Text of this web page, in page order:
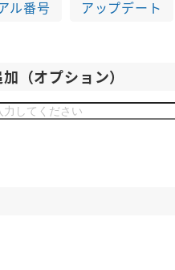
（オプション）
ル番号 アップデート